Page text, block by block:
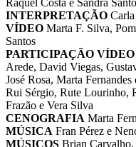
Raquel Costa e Sandra
INTERPRETAÇÃO Carla
VÍDEO Marta F. Silva,
Santos
PARTICIPAÇÃO VÍDEO
Arede, David Viegas,
José Rosa, Marta
Rui Sérgio, Rute Lourinho,
Frazão e Vera Silva
CENOGRAFIA Marta
MÚSICA Fran Pérez e
MÚSICOS Brian Carvalho,